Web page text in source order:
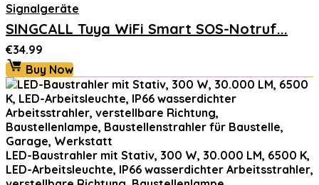
Signalgeräte
SINGCALL Tuya WiFi Smart SOS-Notruf...
€34.99
Buy Now
LED-Baustrahler mit Stativ, 300 W, 30.000 LM, 6500 K,
LED-Arbeitsleuchte, IP66 wasserdichter Arbeitsstrahler,